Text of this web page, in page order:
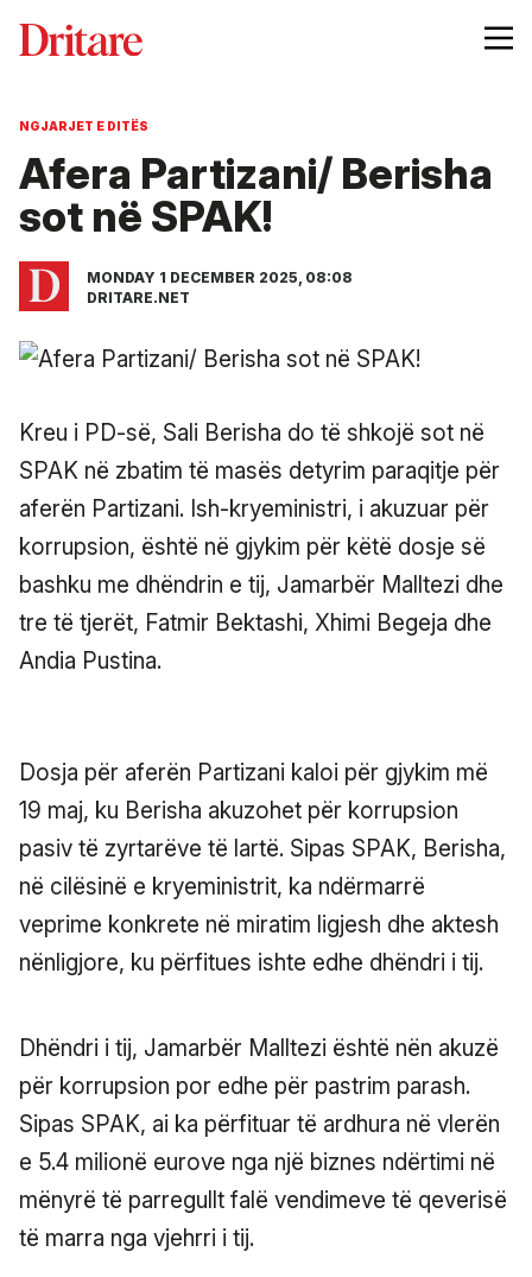
NGJARJET E DITËS
Afera Partizani/ Berisha
sot në SPAK!
MONDAY 1 DECEMBER 2025, 08:08
DRITARE.NET
Kreu i PD-së, Sali Berisha do të shkojë sot në
SPAK në zbatim të masës detyrim paraqitje për
aferën Partizani. Ish-kryeministri, i akuzuar për
korrupsion, është në gjykim për këtë dosje së
bashku me dhëndrin e tij, Jamarbër Malltezi dhe
tre të tjerët, Fatmir Bektashi, Xhimi Begeja dhe
Andia Pustina.
Dosja për aferën Partizani kaloi për gjykim më
19 maj, ku Berisha akuzohet për korrupsion
pasiv të zyrtarëve të lartë. Sipas SPAK, Berisha,
në cilësinë e kryeministrit, ka ndërmarrë
veprime konkrete në miratim ligjesh dhe aktesh
nënligjore, ku përfitues ishte edhe dhëndri i tij.
Dhëndri i tij, Jamarbër Malltezi është nën akuzë
për korrupsion por edhe për pastrim parash.
Sipas SPAK, ai ka përfituar të ardhura në vlerën
e 5.4 milionë eurove nga një biznes ndërtimi në
mënyrë të parregullt falë vendimeve të qeverisë
të marra nga vjehrri i tij.